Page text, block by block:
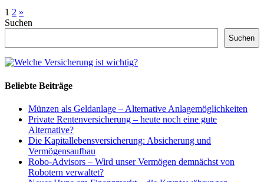
1 2 »
Suchen
Suchen
Beliebte Beiträge
Münzen als Geldanlage – Alternative Anlagemöglichkeiten
Private Rentenversicherung – heute noch eine gute
Alternative?
Die Kapitallebensversicherung: Absicherung und
Vermögensaufbau
Robo-Advisors – Wird unser Vermögen demnächst von
Robotern verwaltet?